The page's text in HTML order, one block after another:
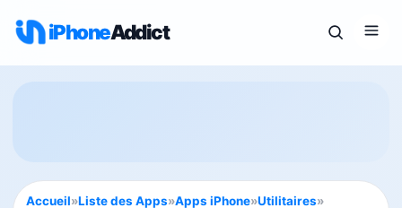
iPhoneAddict
Accueil»Liste des Apps»Apps iPhone»Utilitaires»